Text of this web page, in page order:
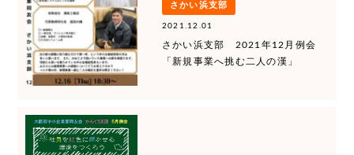
さかい浜支部
2021.12.01
さかい浜支部 2021年12月例会
「新規事業へ挑む二人の漢」